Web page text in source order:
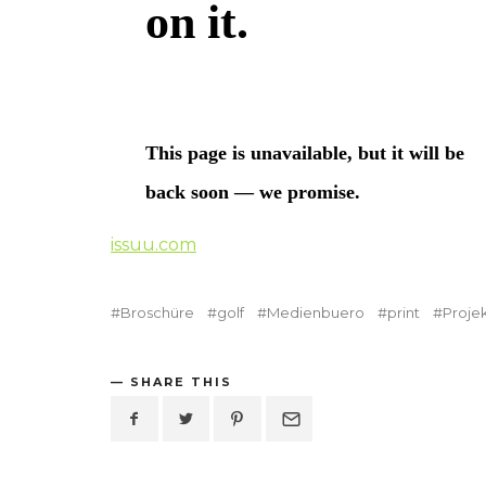
issuu.com
Broschüre golf Medienbuero print
SHARE THIS